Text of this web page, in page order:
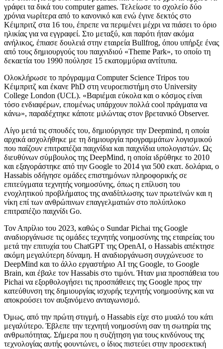
γράφει τα δικά του computer games. Τελείωσε το σχολείο δύο
χρόνια νωρίτερα από το κανονικό και ενώ έγινε δεκτός στο
Κέιμπριτζ στα 16 του, έπρεπε να περιμένει μέχρι να πιάσει το όριο
ηλικίας για να εγγραφεί. Στο μεταξύ, και παρότι ήταν ακόμα
ανήλικος, έπιασε δουλειά στην εταιρεία Bullfrog, όπου υπήρξε ένας
από τους δημιουργούς του παιχνιδιού «Theme Park», το οποίο τη
δεκαετία του 1990 πούλησε 15 εκατομμύρια αντίτυπα.
Ολοκλήρωσε το πρόγραμμα Computer Science Tripos του
Κέιμπριτζ και έκανε PhD στη νευροεπιστήμη στο University
College London (UCL). «Βαριέμαι εύκολα και ο κόσμος είναι
τόσο ενδιαφέρων, επομένως υπάρχουν πολλά cool πράγματα να
κάνω», παραδέχτηκε κάποτε μιλώντας στον βρετανικό Observer.
Λίγο μετά τις σπουδές του, δημιούργησε την Deepmind, η οποία
αρχικά ασχολήθηκε με τη δημιουργία προγραμμάτων λογισμικού
που παίζουν επιτραπέζια παιχνίδια και παιχνίδια υπολογιστών. Ως
διευθύνων σύμβουλος της DeepMind, η οποία ιδρύθηκε το 2010
και εξαγοράστηκε από την Google το 2014 για 500 εκατ. δολάρια, ο
Hassabis οδήγησε ομάδες επιστημόνων πληροφορικής σε
επιτεύγματα τεχνητής νοημοσύνης, όπως η επίλυση του
ενοχλητικού προβλήματος της αναδίπλωσης των πρωτεϊνών και η
νίκη επί των ανθρώπινων επαγγελματιών στο πολύπλοκο
επιτραπέζιο παιχνίδι Go.
Τον Απρίλιο του 2023, καθώς ο Sundar Pichai της Google
αναδιοργάνωσε τις ομάδες τεχνητής νοημοσύνης της εταιρείας του
μετά την επιτυχία του ChatGPT της OpenAI, ο Hassabis απέκτησε
ακόμη μεγαλύτερη δύναμη. Η αναδιοργάνωση συγχώνευσε το
DeepMind και το άλλο εργαστήριο AI της Google, το Google
Brain, και έβαλε τον Hassabis στο τιμόνι. Ήταν μια προσπάθεια του
Pichai να εξορθολογήσει τις προσπάθειες της Google προς την
κατεύθυνση της δημιουργίας ισχυρής τεχνητής νοημοσύνης και να
αποκρούσει τον αυξανόμενο ανταγωνισμό.
Όμως, από την πρώτη στιγμή, ο Hassabis είχε στο μυαλό του κάτι
μεγαλύτερο. Έβλεπε την τεχνητή νοημοσύνη σαν τη σωτηρία της
ανθρωπότητας. Σήμερα που η συζήτηση για τους κινδύνους της
τεχνολογίας αυτής φουντώνει, ο ίδιος πιστεύει στην προσεκτική